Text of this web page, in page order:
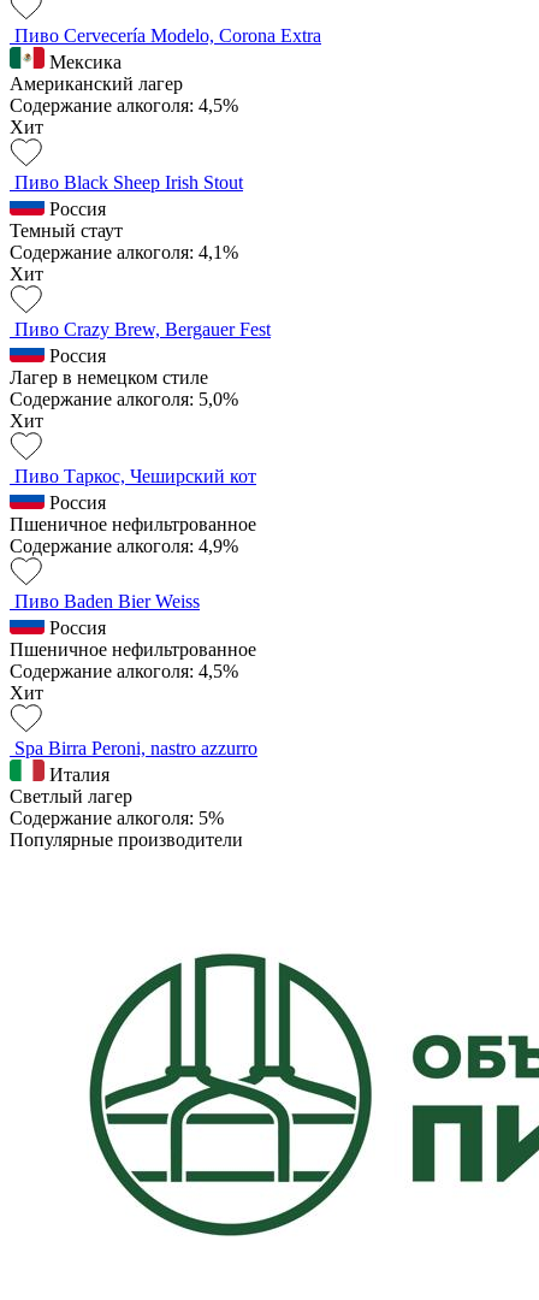
Пиво Cervecería Modelo, Corona Extra
Мексика
Американский лагер
Содержание алкоголя: 4,5%
Хит
Пиво Black Sheep Irish Stout
Россия
Темный стаут
Содержание алкоголя: 4,1%
Хит
Пиво Crazy Brew, Bergauer Fest
Россия
Лагер в немецком стиле
Содержание алкоголя: 5,0%
Хит
Пиво Таркос, Чеширский кот
Россия
Пшеничное нефильтрованное
Содержание алкоголя: 4,9%
Пиво Baden Bier Weiss
Россия
Пшеничное нефильтрованное
Содержание алкоголя: 4,5%
Хит
Spa Birra Peroni, nastro azzurro
Италия
Светлый лагер
Содержание алкоголя: 5%
Популярные производители